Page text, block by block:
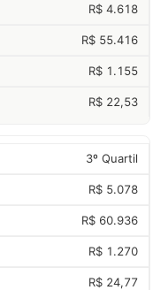
R$ 4.618
R$ 55.416
R$ 1.155
R$ 22,53
3º Quartil
R$ 5.078
R$ 60.936
R$ 1.270
R$ 24,77